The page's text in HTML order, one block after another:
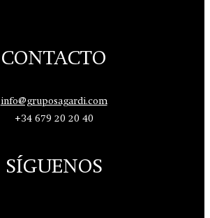
CONTACTO
info@gruposagardi.com
+34 679 20 20 40
SÍGUENOS